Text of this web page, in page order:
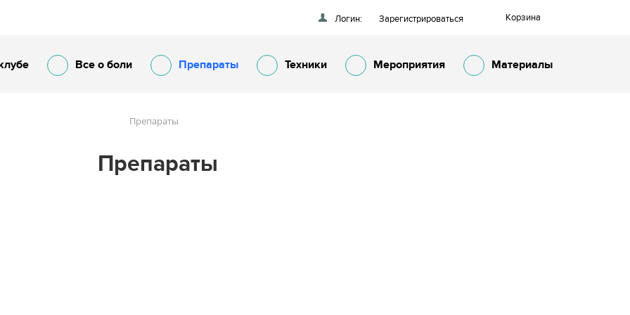
Логин: Зарегистрироваться Корзина
Все о боли Препараты Техники Мероприятия Материалы
Препараты
Препараты